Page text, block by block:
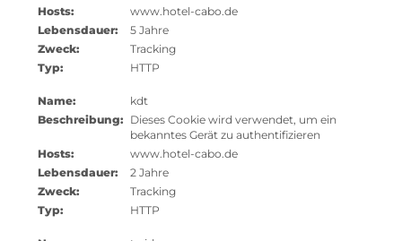
Hosts:
www.hotel-cabo.de
Lebensdauer:
5 Jahre
Zweck:
Tracking
Typ:
HTTP
Name:
kdt
Beschreibung: Dieses Cookie wird verwendet, um ein
bekanntes Gerät zu authentifizieren
Hosts:
www.hotel-cabo.de
Lebensdauer:
2 Jahre
Zweck:
Tracking
Typ:
HTTP